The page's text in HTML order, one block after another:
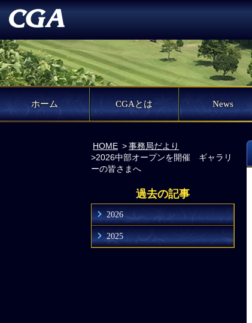
ホーム CGAとは News
HOME
事務局だより
2026中部オープンを開催 ギャラリ
ーの皆さまへ
過去の記事
2026
2025